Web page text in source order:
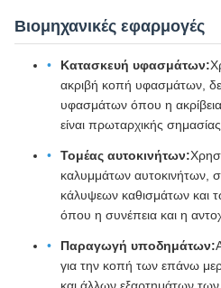
Βιομηχανικές εφαρμογές
Κατασκευή υφασμάτων:
ακριβή κοπή υφασμάτων,
υφασμάτων όπου η ακρίβεια
είναι πρωταρχικής σημασίας
Τομέας αυτοκινήτων:
καλυμμάτων αυτοκινήτων,
κάλυψεων καθισμάτων και
όπου η συνέπεια και η
Παραγωγή υποδημάτων:
για την κοπή των επάνω